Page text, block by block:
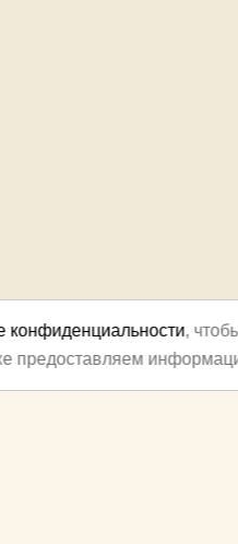
конфиденциальности,
предоставляем